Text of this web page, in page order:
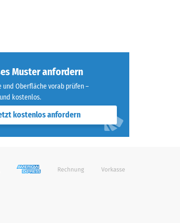
Muster anfordern
und Oberfläche vorab prüfen –
kostenlos.
kostenlos anfordern